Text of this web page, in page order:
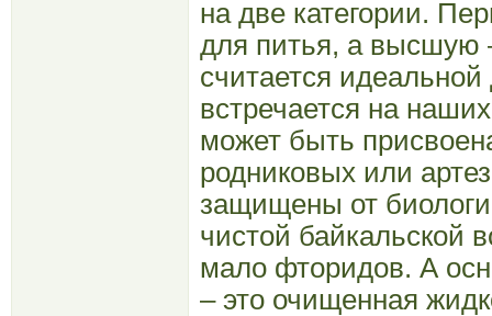
на две категории.
для питья, а высшую
считается
встречается на
может быть
родниковых или
защищены от
чистой байкальской
мало фторидов. А
– это очищенная